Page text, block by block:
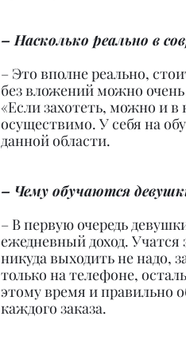
– Насколько реально в
– Это вполне реально,
без вложений можно
«Если захотеть, можно и
осуществимо. У себя на
данной области.
– Чему обучаются
– В первую очередь
ежедневный доход. Учатся
никуда выходить не надо,
только на телефоне,
этому время и правильно
каждого заказа.